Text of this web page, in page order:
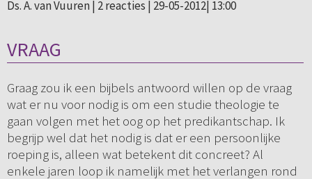
Ds. A. van Vuuren | 2 reacties | 29-05-2012| 13:00
VRAAG
Graag zou ik een bijbels antwoord willen op de vraag
wat er nu voor nodig is om een studie theologie te
gaan volgen met het oog op het predikantschap. Ik
begrijp wel dat het nodig is dat er een persoonlijke
roeping is, alleen wat betekent dit concreet? Al
enkele jaren loop ik namelijk met het verlangen rond